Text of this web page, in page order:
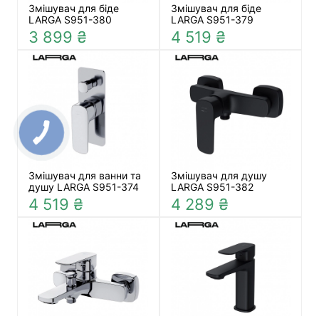
Змішувач для біде
LARGA S951-380
3 899 ₴
Змішувач для біде
LARGA S951-379
4 519 ₴
Змішувач для ванни та
душу LARGA S951-374
4 519 ₴
Змішувач для душу
LARGA S951-382
4 289 ₴